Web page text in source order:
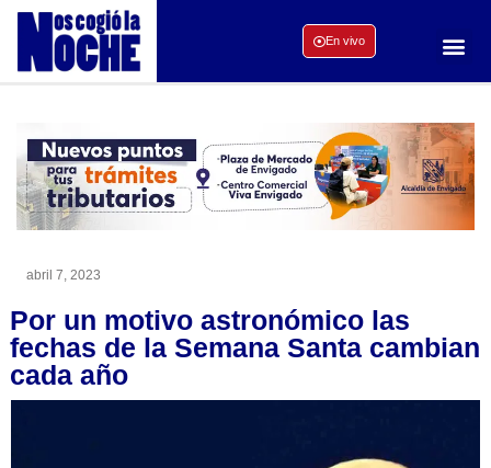
En vivo
abril 7, 2023
Por un motivo astronómico las
fechas de la Semana Santa cambian
cada año